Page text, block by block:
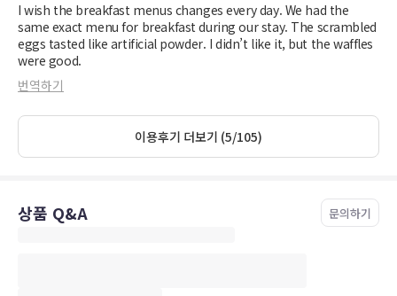
I wish the breakfast menus changes every day. We had the
same exact menu for breakfast during our stay. The scrambled
eggs tasted like artificial powder. I didn’t like it, but the waffles
were good.
번역하기
이용후기 더보기 (5/105)
상품 Q&A 문의하기